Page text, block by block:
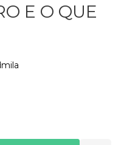
E O QUE